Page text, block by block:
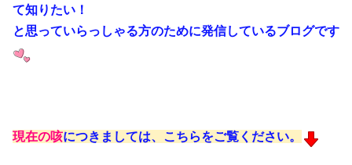
て知りたい！
と思っていらっしゃる方のために発信しているブログです
現在の咳につきましては、こちらをご覧ください。